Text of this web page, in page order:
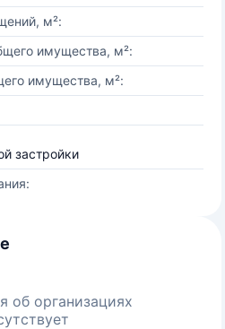
м²:
имущества, м²:
имущества, м²:
застройки
об организациях